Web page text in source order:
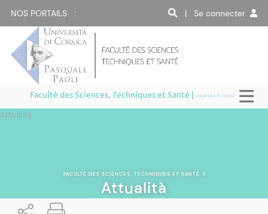
NOS PORTAILS : | Se connecter
Faculté des Sciences, Techniques et Santé |Università di Corsica
Attualità
FACULTÉ DES SCIENCES, TECHNIQUES ET SANTÉ |
Attualità